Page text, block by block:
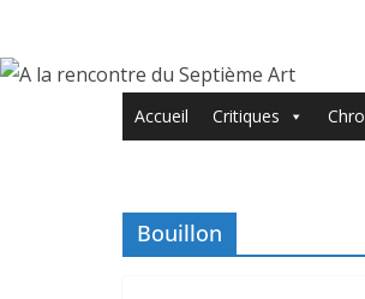
contenu
Accueil Critiques
Bouillon